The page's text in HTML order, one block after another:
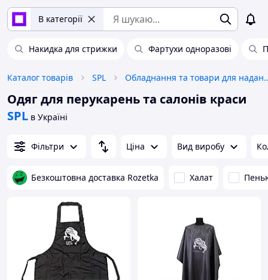
В категорії
Накидка для стрижки Фартухи одноразові
Каталог товарів SPL Обладнання та
Одяг для перукарень та салонів краси
SPL в Україні
Фільтри Ціна Вид виробу
Безкоштовна доставка Rozetka Халат